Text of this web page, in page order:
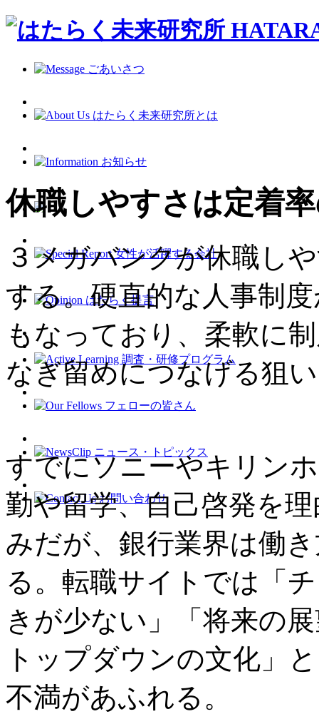
休職しやすさは定着
３メガバンクが休職し
する。硬直的な人事制
もなっており、柔軟に
なぎ留めにつなげる狙
すでにソニーやキリン
勤や留学、自己啓発を
みだが、銀行業界は働
る。転職サイトでは「
きが少ない」「将来の
トップダウンの文化」
不満があふれる。